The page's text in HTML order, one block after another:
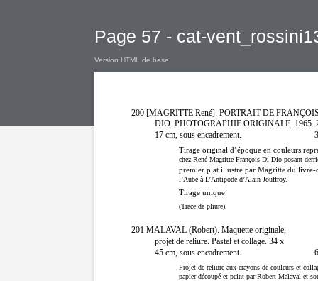
Page 57 - cat-
Version HTML de base
200 [MAGRITTE René]. PORTRAIT DE
DIO. PHOTOGRAPHIE ORIGINALE. 1965.
17 cm, sous encadrement.
Tirage original d’époque en couleurs
chez René Magritte François Di Dio posant
premier plat illustré par Magritte du livre-
l’Aube à L’Antipode d’Alain Jouffroy.
Tirage unique.
(Trace de pliure).
201 MALAVAL (Robert). Maquette originale,
projet de reliure. Pastel et collage. 34 x
45 cm, sous encadrement.
Projet de reliure aux crayons de couleurs et
papier découpé et peint par Robert Malaval et